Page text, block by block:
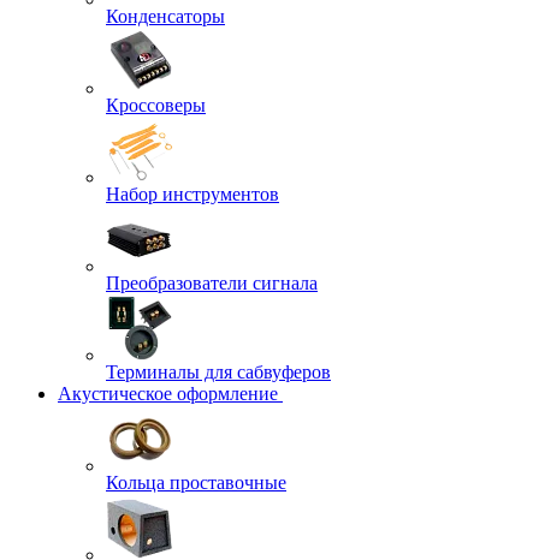
Конденсаторы
Кроссоверы
Набор инструментов
Преобразователи сигнала
Терминалы для сабвуферов
Акустическое оформление
Кольца проставочные